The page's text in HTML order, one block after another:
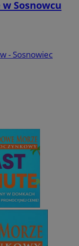
Sosnowcu
- Sosnowiec